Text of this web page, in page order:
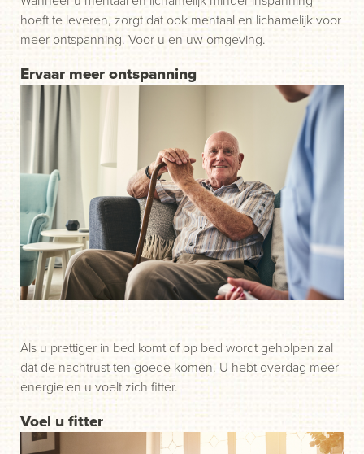
Ervaar meer ontspanning
hoeft te leveren, zorgt dat ook mentaal en lichamelijk voor
meer ontspanning. Voor u en uw omgeving.
Voel u fitter
Als u prettiger in bed komt of op bed wordt geholpen zal
dat de nachtrust ten goede komen. U hebt overdag meer
energie en u voelt zich fitter.